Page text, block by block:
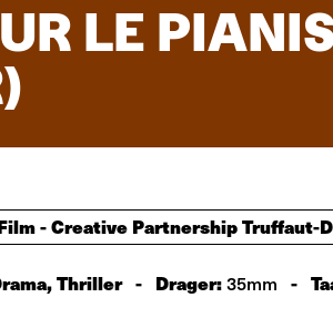
LE
- Creative Partnership Truffaut-
Thriller - Drager:35mm -